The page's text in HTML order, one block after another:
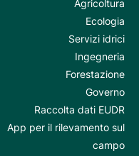
Agricoltura
Ecologia
Servizi idrici
Ingegneria
Forestazione
Governo
Raccolta dati EUDR
App per il rilevamento sul
campo